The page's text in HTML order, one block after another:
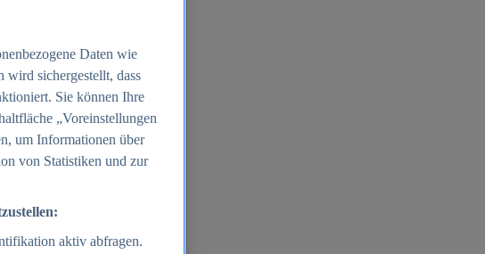
Daten wie
wird sichergestellt, dass
Sie können Ihre
„Voreinstellungen
um Informationen über
von Statistiken und zur
aktiv abfragen.